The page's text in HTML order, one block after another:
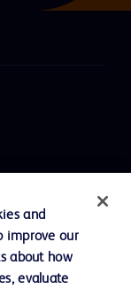
and
improve our
about how
evaluate